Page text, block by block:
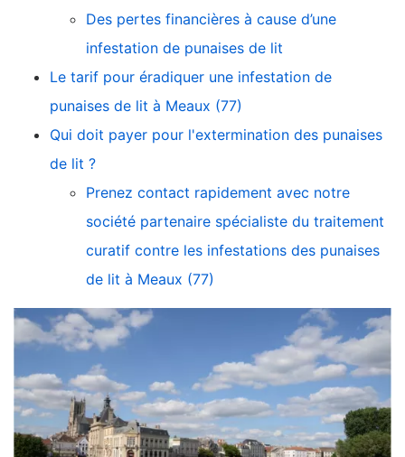
Des pertes financières à cause d’une
infestation de punaises de lit
Le tarif pour éradiquer une infestation de
punaises de lit à Meaux (77)
Qui doit payer pour l'extermination des punaises
de lit ?
Prenez contact rapidement avec notre
société partenaire spécialiste du traitement
curatif contre les infestations des punaises
de lit à Meaux (77)